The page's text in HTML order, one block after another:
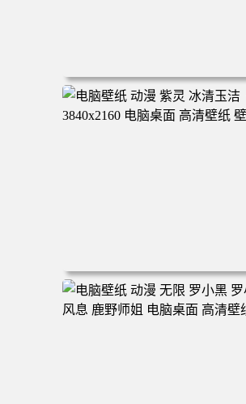
电脑壁纸 二次元角色 动漫角色 女
克 海贼王 电脑桌面 高清壁纸 壁纸
电脑壁纸 动漫 紫灵 冰清玉洁《凡
160 电脑桌面 高清壁纸 壁纸下载